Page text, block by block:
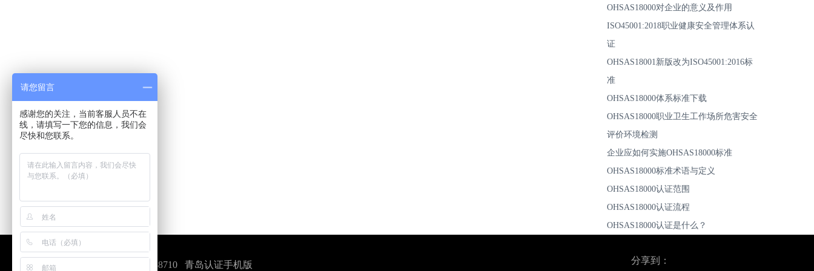
OHSAS18000对企业的意义及作用
ISO45001:2018职业健康安全管理体系认
证
OHSAS18001新版改为ISO45001:2016标
准
OHSAS18000体系标准下载
OHSAS18000职业卫生工作场所危害安全
评价环境检测
企业应如何实施OHSAS18000标准
OHSAS18000标准术语与定义
OHSAS18000认证范围
OHSAS18000认证流程
OHSAS18000认证是什么？
咨询电话：0532-84688710 青岛认证手机版 分享到：
请您留言
感谢您的关注，当前客服人员不在
线，请填写一下您的信息，我们会
尽快和您联系。